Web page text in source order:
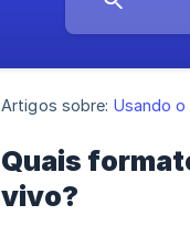
Artigos sobre: Usando
Quais
vivo?